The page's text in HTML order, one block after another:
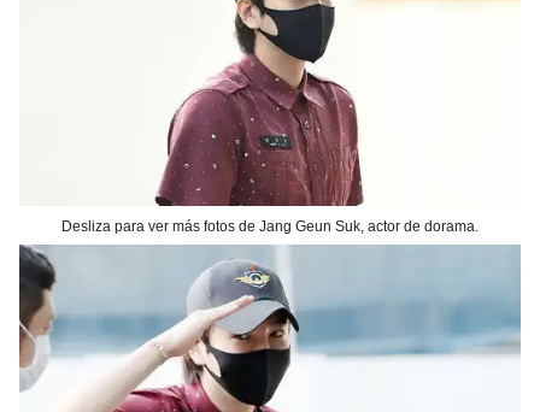
Desliza para ver más fotos de Jang Geun Suk, actor de dorama.